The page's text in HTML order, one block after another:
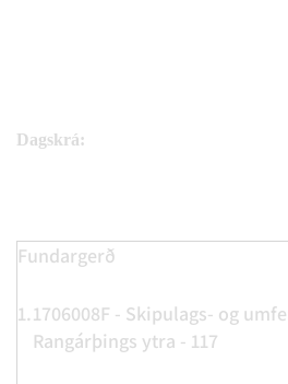
Dagskrá:
Fundargerð
1.1706008F - Skipulags- og
Rangárþings ytra - 117